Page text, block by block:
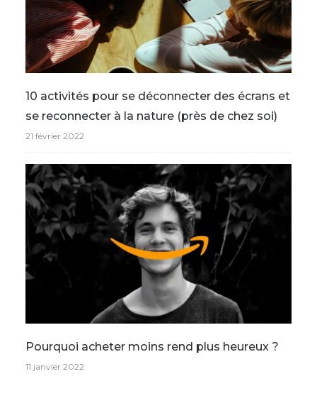
10 activités pour se déconnecter des écrans et
se reconnecter à la nature (près de chez soi)
21 février 2022
Pourquoi acheter moins rend plus heureux ?
11 janvier 2022